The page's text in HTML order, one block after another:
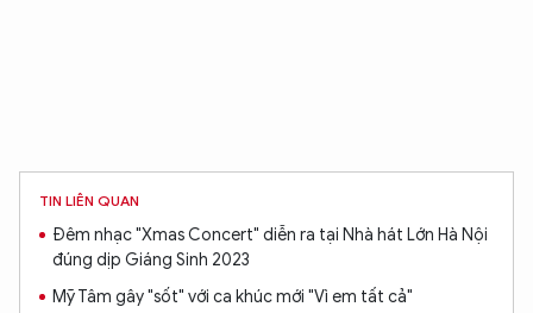
TIN LIÊN QUAN
Đêm nhạc "Xmas Concert" diễn ra tại Nhà hát Lớn Hà Nội
đúng dịp Giáng Sinh 2023
Mỹ Tâm gây "sốt" với ca khúc mới "Vì em tất cả"